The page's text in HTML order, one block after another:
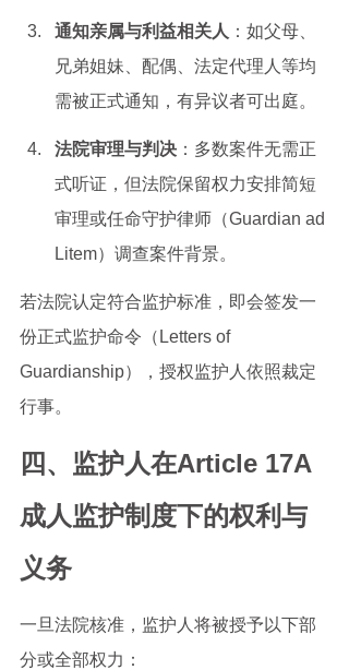
通知亲属与利益相关人 ：如父母、
兄弟姐妹、配偶、法定代理人等均
需被正式通知，有异议者可出庭。
法院审理与判决 ：多数案件无需正
式听证，但法院保留权力安排简短
审理或任命守护律师（Guardian ad
Litem）调查案件背景。
若法院认定符合监护标准，即会签发一
份正式监护命令（Letters of
Guardianship），授权监护人依照裁定
行事。
四、监护人在Article 17A
成人监护制度下的权利与
义务
一旦法院核准，监护人将被授予以下部
分或全部权力：